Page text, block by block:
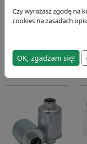
Filtr hydrauliki
SF Filter
59.24 zł
Czy wyrażasz zgodę na
cookies na zasadach
OK, zgadzam się!